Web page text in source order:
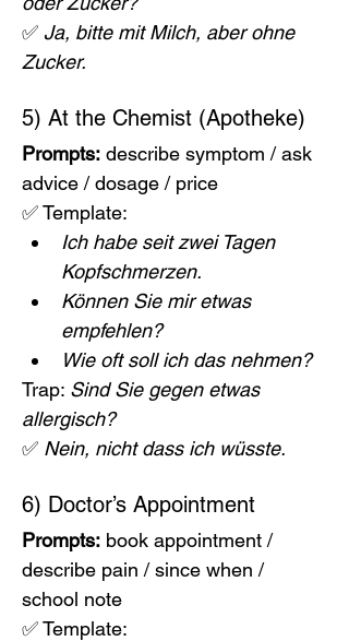
✅ Ja, bitte mit Milch, aber ohne
Zucker.
5) At the Chemist (Apotheke)
Prompts: describe symptom / ask
advice / dosage / price
✅ Template:
Ich habe seit zwei Tagen
Kopfschmerzen.
Können Sie mir etwas
empfehlen?
Wie oft soll ich das nehmen?
Trap: Sind Sie gegen etwas
allergisch?
✅ Nein, nicht dass ich wüsste.
6) Doctor’s Appointment
Prompts: book appointment /
describe pain / since when /
school note
✅ Template: